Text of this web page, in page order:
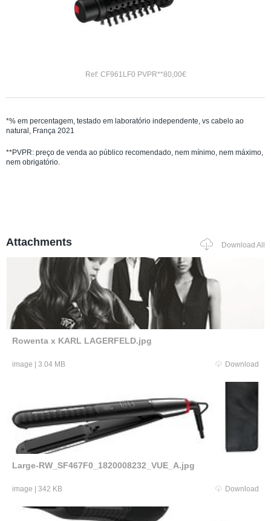
Ref: CF961LF0 PVPR**80,00€
*% em percentagem, testado em laboratório independente, vs cabelo ao
natural, França 2021
**PVPR: preço de venda ao público recomendado, nem mínimo, nem máximo,
nem obrigatório.
Attachments Download All
Rowenta x KARL LAGERFELD.jpg
image 3.04 MB Download
Large-RW_SF467F0_1820008232_VUE_A.jpg
image 342 KB Download